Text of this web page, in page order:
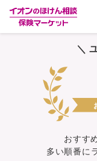
ラ
保
保
イオ
＼
おすす
多い順番に